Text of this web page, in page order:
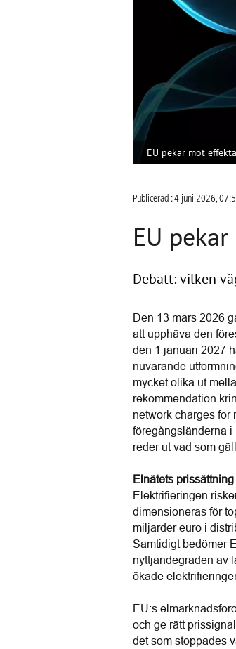
EU pekar mot
Publicerad : 4 juni 2026,
EU
Debatt: vilken
Den 13 mars 2026
att upphäva den
den 1 januari 2027
nuvarande
mycket olika ut
rekommendation
network charges for
föregångsländerna i
reder ut vad som
Elnätets
Elektrifieringen
dimensioneras för
miljarder euro i
Samtidigt bedömer
nyttjandegraden av
ökade
EU:s
och ge rätt
det som stoppades